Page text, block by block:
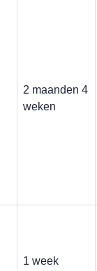
2 maanden 4
weken
1 week